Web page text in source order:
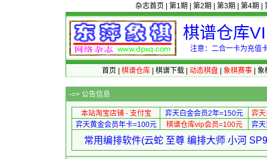
杂志首页 第1期 第2期 第3期 第4期
棋谱仓库
注意：二合一卡为充值
首页 棋谱仓库| 棋谱下载| 动态棋盘| 象棋赛事| 象
-=> 公告信息
本站淘宝店铺 - 支付宝 弈天白金会员2年=150元
弈
弈天黄金会员年卡=100元
棋谱仓库vip会员=100元 弈
常用编排软件(云蛇 至尊 编排大师 小河